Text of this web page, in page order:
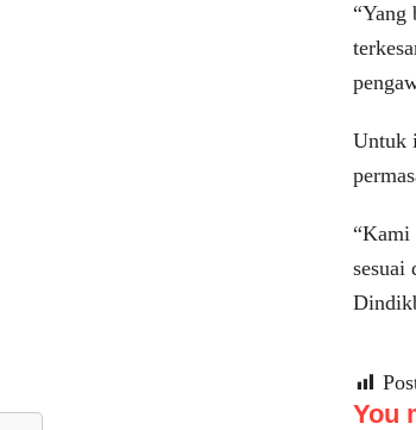
“Yang
Untuk
“Kami
sesuai
You